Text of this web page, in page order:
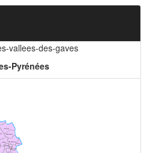
vallees-des-gaves
Pyrénées